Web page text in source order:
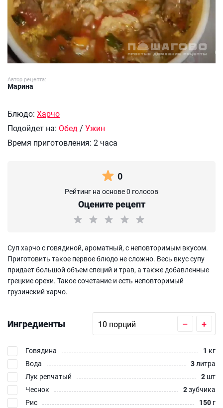
Автор рецепта:
Марина
Блюдо: Харчо
Подойдет на: Обед / Ужин
Время приготовления: 2 часа
0
Рейтинг на основе 0 голосов
Оцените рецепт
Суп харчо с говядиной, ароматный, с неповторимым вкусом.
Приготовить такое первое блюдо не сложно. Весь вкус супу
придает большой объем специй и трав, а также добавленные
грецкие орехи. Такое сочетание и есть неповторимый
грузинский харчо.
Ингредиенты – +
Говядина 1 кг
Вода
3литра
Лук репчатый
2 шт
Чеснок
2зубчика
Рис
150 г